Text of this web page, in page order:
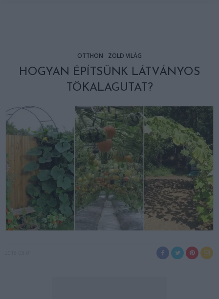
OTTHON ZÖLD VILÁG
HOGYAN ÉPÍTSÜNK LÁTVÁNYOS
TÖKALAGUTAT?